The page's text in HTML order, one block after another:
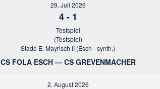
29. Juli 2026
4- 1
Testspiel
(Testspiel)
Stade E. Mayrisch II (Esch - synth.)
CS FOLA ESCH — CS GREVENMACHER
2. August 2026